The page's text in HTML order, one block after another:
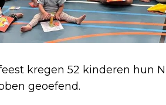
kregen 52 kinderen hun
geoefend.